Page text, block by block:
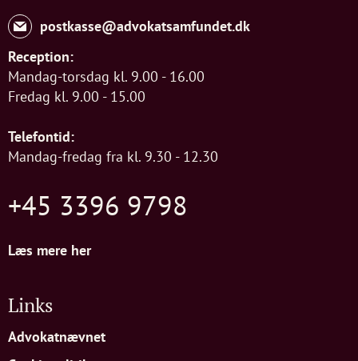
postkasse@advokatsamfundet.dk
Reception:
Mandag-torsdag kl. 9.00 - 16.00
Fredag kl. 9.00 - 15.00
Telefontid:
Mandag-fredag fra kl. 9.30 - 12.30
+45 3396 9798
Læs mere her
Links
Advokatnævnet